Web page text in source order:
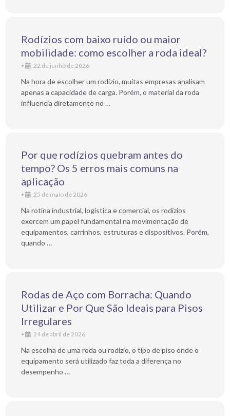
Rodízios com baixo ruído ou maior
mobilidade: como escolher a roda ideal?
• 22 de junho de 2026
Na hora de escolher um rodízio, muitas empresas analisam
apenas a capacidade de carga. Porém, o material da roda
influencia diretamente no …
Por que rodízios quebram antes do
tempo? Os 5 erros mais comuns na
aplicação
• 25 de maio de 2026
Na rotina industrial, logística e comercial, os rodízios
exercem um papel fundamental na movimentação de
equipamentos, carrinhos, estruturas e dispositivos. Porém,
quando …
Rodas de Aço com Borracha: Quando
Utilizar e Por Que São Ideais para Pisos
Irregulares
• 24 de abril de 2026
Na escolha de uma roda ou rodízio, o tipo de piso onde o
equipamento será utilizado faz toda a diferença no
desempenho …